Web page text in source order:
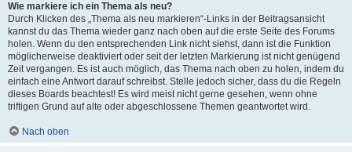
Wie markiere ich ein Thema als neu?
Durch Klicken des „Thema als neu markieren“-Links in der Beitragsansicht
kannst du das Thema wieder ganz nach oben auf die erste Seite des Forums
holen. Wenn du den entsprechenden Link nicht siehst, dann ist die Funktion
möglicherweise deaktiviert oder seit der letzten Markierung ist nicht genügend
Zeit vergangen. Es ist auch möglich, das Thema nach oben zu holen, indem du
einfach eine Antwort darauf schreibst. Stelle jedoch sicher, dass du die Regeln
dieses Boards beachtest! Es wird meist nicht gerne gesehen, wenn ohne
triftigen Grund auf alte oder abgeschlossene Themen geantwortet wird.
Nach oben